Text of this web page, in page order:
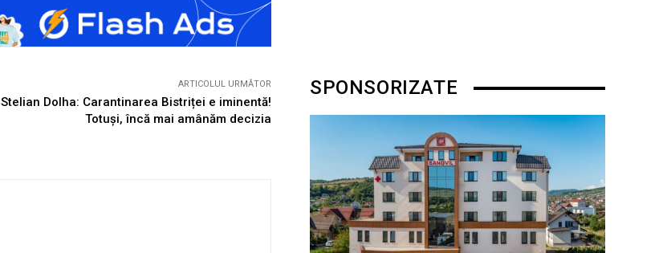
ARTICOLUL URMĂTOR
Stelian Dolha: Carantinarea Bistriței e iminentă!
Totuși, încă mai amânăm decizia
SPONSORIZATE